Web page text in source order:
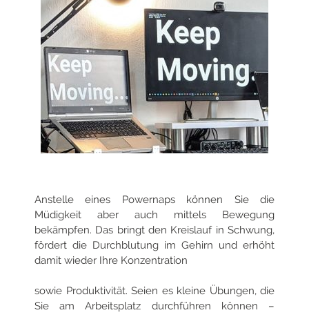
Anstelle eines Powernaps können Sie die
Müdigkeit aber auch mittels Bewegung
bekämpfen. Das bringt den Kreislauf in Schwung,
fördert die Durchblutung im Gehirn und erhöht
damit wieder Ihre Konzentration
sowie Produktivität. Seien es kleine Übungen, die
Sie am Arbeitsplatz durchführen können –